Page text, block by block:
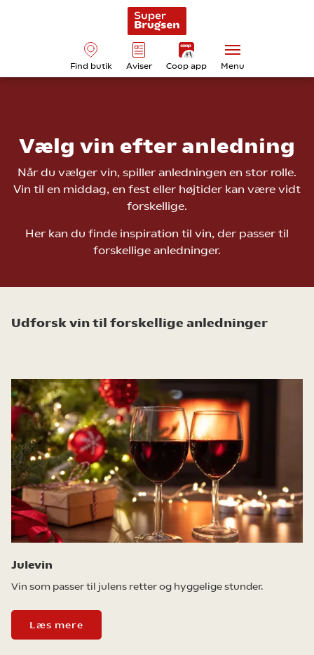
Find butik Aviser Coop app Menu
Vælg vin efter anledning
Når du vælger vin, spiller anledningen en stor rolle.
Vin til en middag, en fest eller højtider kan være vidt
forskellige.
Her kan du finde inspiration til vin, der passer til
forskellige anledninger.
Udforsk vin til forskellige anledninger
Julevin
Vin som passer til julens retter og hyggelige stunder.
Læs mere